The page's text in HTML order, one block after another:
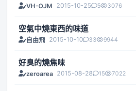
VH-OJM 2015-10-25 5 3076
空氣中燒東西的味道
自由飛 2015-10-10 33 9944
好臭的燒焦味
zeroarea 2015-08-28 15 7022